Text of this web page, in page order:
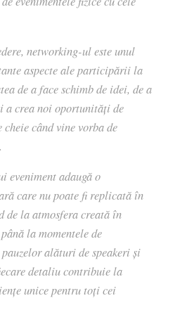
networking-ul este unul
aspecte ale participării la
de a face schimb de idei, de a
a crea noi oportunități de
cheie când vine vorba de
eveniment adaugă o
care nu poate fi replicată în
de la atmosfera creată în
la momentele de
alături de speakeri și
detaliu contribuie la
unice pentru toți cei